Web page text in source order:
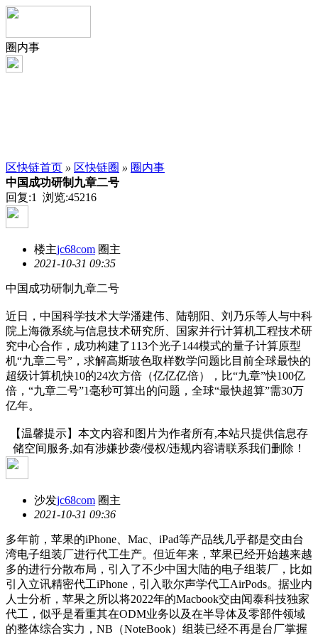
圈内事
区快链首页 » 区快链圈 » 圈内事
中国成功研制九章二号
回复:1 浏览:45216
楼主jc68com 圈主
2021-10-31 09:35
中国成功研制九章二号
近日，中国科学技术大学潘建伟、陆朝阳、刘乃乐等人与中科
院上海微系统与信息技术研究所、国家并行计算机工程技术研
究中心合作，成功构建了113个光子144模式的量子计算原型
机“九章二号”，求解高斯玻色取样数学问题比目前全球最快的
超级计算机快10的24次方倍（亿亿亿倍），比“九章”快100亿
倍，“九章二号”1毫秒可算出的问题，全球“最快超算”需30万
亿年。
【温馨提示】本文内容和图片为作者所有,本站只提供信息存
储空间服务,如有涉嫌抄袭/侵权/违规内容请联系我们删除！
沙发jc68com 圈主
2021-10-31 09:36
多年前，苹果的iPhone、Mac、iPad等产品线几乎都是交由台
湾电子组装厂进行代工生产。但近年来，苹果已经开始越来越
多的进行分散布局，引入了不少中国大陆的电子组装厂，比如
引入立讯精密代工iPhone，引入歌尔声学代工AirPods。据业内
人士分析，苹果之所以将2022年的Macbook交由闻泰科技独家
代工，似乎是看重其在ODM业务以及在半导体及零部件领域
的整体综合实力，NB（NoteBook）组装已经不再是台厂掌握